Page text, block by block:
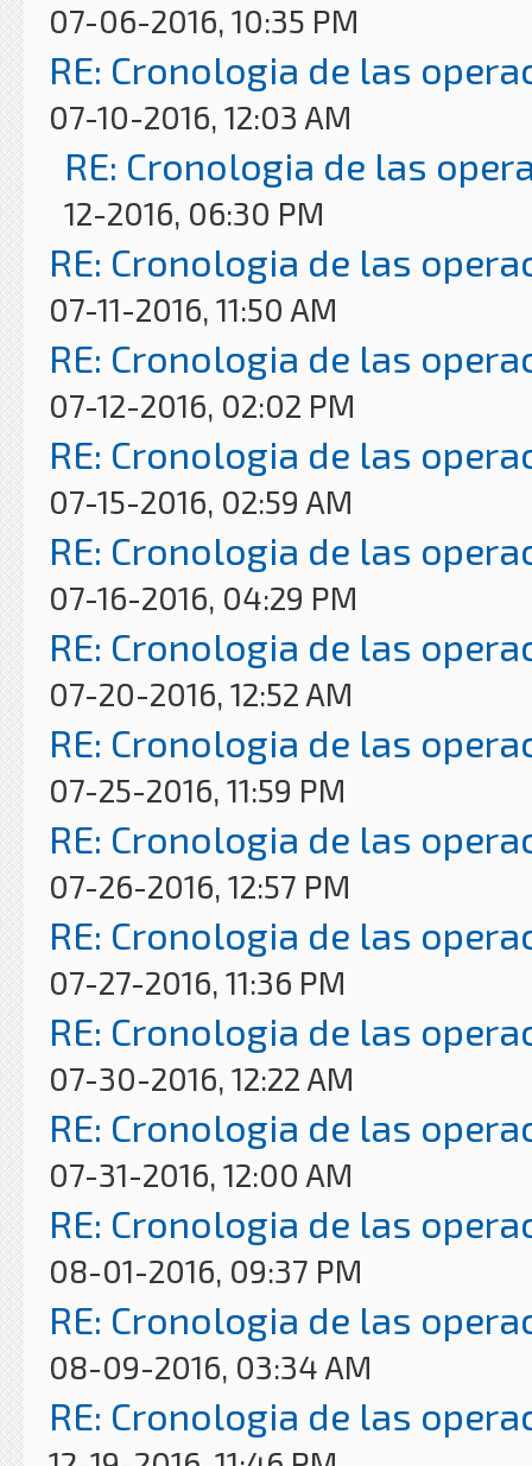
07-06-2016, 10:35 PM
RE: Cronologia de las
07-10-2016, 12:03 AM
RE: Cronologia de las
12-2016, 06:30 PM
RE: Cronologia de las
07-11-2016, 11:50 AM
RE: Cronologia de las
07-12-2016, 02:02 PM
RE: Cronologia de las
07-15-2016, 02:59 AM
RE: Cronologia de las
07-16-2016, 04:29 PM
RE: Cronologia de las
07-20-2016, 12:52 AM
RE: Cronologia de las
07-25-2016, 11:59 PM
RE: Cronologia de las
07-26-2016, 12:57 PM
RE: Cronologia de las
07-27-2016, 11:36 PM
RE: Cronologia de las
07-30-2016, 12:22 AM
RE: Cronologia de las
07-31-2016, 12:00 AM
RE: Cronologia de las
08-01-2016, 09:37 PM
RE: Cronologia de las
08-09-2016, 03:34 AM
RE: Cronologia de las